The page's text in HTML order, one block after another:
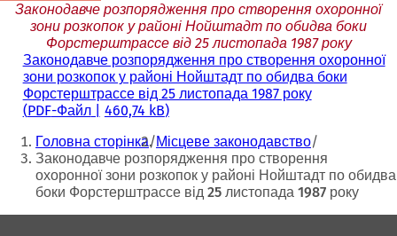
Законодавче розпорядження про створення охоронної
зони розкопок у районі Нойштадт по обидва боки
Форстерштрассе від 25 листопада 1987 року
Законодавче розпорядження про створення охоронної
зони розкопок у районі Нойштадт по обидва боки
Форстерштрассе від 25 листопада 1987 року
PDF-Файл 460,74 kB
Ти
тут:
Головна сторінка Місцеве законодавство
Законодавче розпорядження про створення
охоронної зони розкопок у районі Нойштадт по обидва
боки Форстерштрассе від 25 листопада 1987 року